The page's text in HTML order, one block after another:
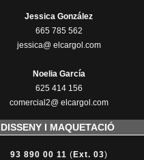
Jessica González
665 785 562
jessica@ elcargol.com
Noelia García
625 414 156
comercial2@ elcargol.com
DISSENY I MAQUETACIÓ
93 890 00 11 ( Ext. 03)